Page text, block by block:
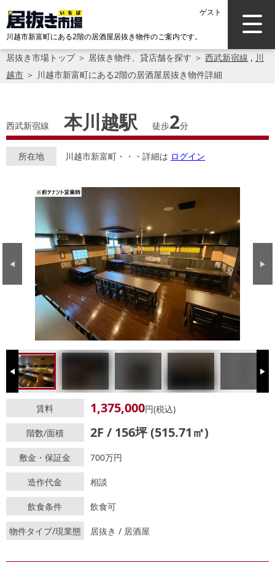
ゲスト
川越市新富町にある2階の居酒屋居抜き物件のご案内です。
居抜き市場トップ＞ 居抜き物件、貸店舗を探す ＞ 西武新宿線 , 川
越市 ＞ 川越市新富町にある2階の居酒屋居抜き物件詳細
西武新宿線 本川越駅 徒歩2分
所在地 川越市新富町・・・詳細は ログイン
Previous Next
Previous Next
賃料 1,375,000円(税込)
階数/面積 2F / 156坪 (515.71㎡)
敷金・保証金 700万円
造作代金 相談
飲食条件 飲食可
物件タイプ/現業態 居抜き / 居酒屋